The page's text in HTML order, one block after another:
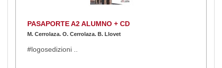
PASAPORTE A2 ALUMNO + CD
M. Cerrolaza. O. Cerrolaza. B. Llovet
#logosedizioni ..